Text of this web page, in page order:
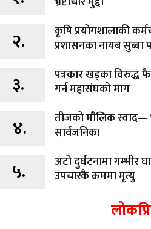
२.
कृषि प्रयोगशालाकी
प्रशासनका नायब सुब्बा
३.
पत्रकार खड्का विरुद्ध
गर्न महासंघको माग
४.
तीजको मौलिक स्वाद—
सार्वजनिक।
५.
अटो दुर्घटनामा गम्भीर
उपचारकै क्रममा मृत्यु